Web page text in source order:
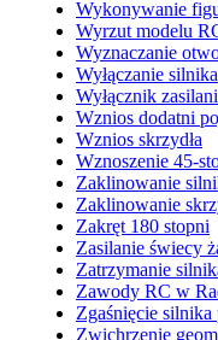
Wykonywanie
Wyrzut modelu
Wyznaczanie
Wyłączanie silnika
Wyłącznik
Wznios dodatni
Wznios skrzydła
Wznoszenie 45-
Zaklinowanie
Zaklinowanie
Zakręt 180 stopni
Zasilanie świecy
Zatrzymanie
Zawody RC w
Zgaśnięcie silnika
Zwichrzenie